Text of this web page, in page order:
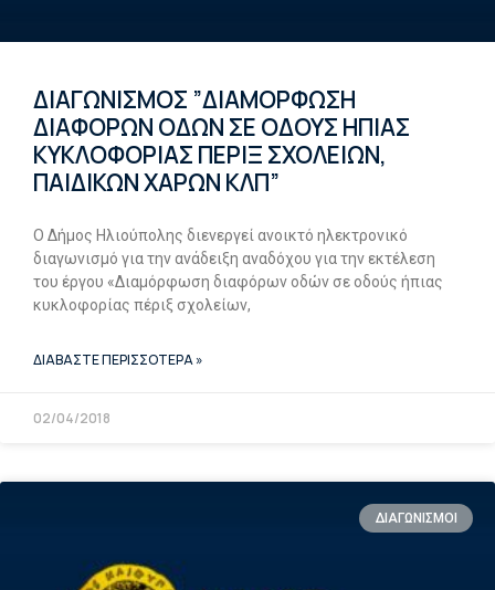
ΔΙΑΓΩΝΙΣΜΟΣ ”ΔΙΑΜΟΡΦΩΣΗ
ΔΙΑΦΟΡΩΝ ΟΔΩΝ ΣΕ ΟΔΟΥΣ ΗΠΙΑΣ
ΚΥΚΛΟΦΟΡΙΑΣ ΠΕΡΙΞ ΣΧΟΛΕΙΩΝ,
ΠΑΙΔΙΚΩΝ ΧΑΡΩΝ ΚΛΠ”
Ο Δήμος Ηλιούπολης διενεργεί ανοικτό ηλεκτρονικό
διαγωνισμό για την ανάδειξη αναδόχου για την εκτέλεση
του έργου «Διαμόρφωση διαφόρων οδών σε οδούς ήπιας
κυκλοφορίας πέριξ σχολείων,
ΔΙΑΒΑΣΤΕ ΠΕΡΙΣΣΟΤΕΡΑ »
02/04/2018
ΔΙΑΓΩΝΙΣΜΟΙ